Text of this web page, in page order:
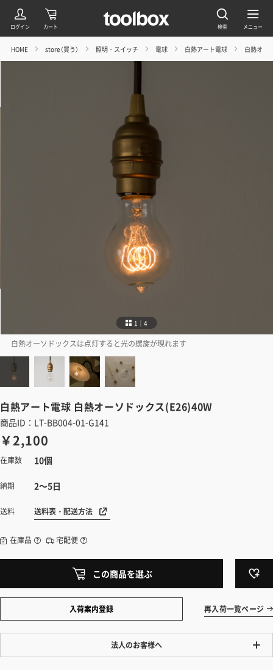
HOME store（買う） 照明・スイッチ 電球 白熱アート電球 白熱オー
1｜4
白熱オーソドックスは点灯すると光の螺旋が現れます
白熱アート電球 白熱オーソドックス(E26)40W
商品ID：LT-BB004-01-G141
￥2,100
在庫数 10個
納期 2～5日
送料 送料表・配送方法
在庫品 宅配便
この商品を選ぶ
入荷案内登録 再入荷一覧ページ
法人のお客様へ